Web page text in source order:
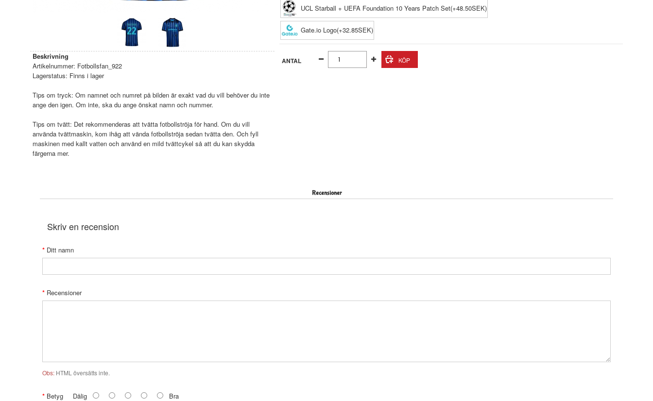
Beskrivning
Artikelnummer: Fotbollsfan_922
Lagerstatus: Finns i lager
Tips om tryck: Om namnet och numret på bilden är exakt vad du vill behöver du inte
ange den igen. Om inte, ska du ange önskat namn och nummer.
Tips om tvätt: Det rekommenderas att tvätta fotbollströja för hand. Om du vill
använda tvättmaskin, kom ihåg att vända fotbollströja sedan tvätta den. Och fyll
maskinen med kallt vatten och använd en mild tvättcykel så att du kan skydda
färgerna mer.
UCL Starball + UEFA Foundation 10 Years Patch Set(+48.50SEK)
Gate.io Logo(+32.85SEK)
ANTAL
Recensioner
Skriv en recension
Ditt namn
Recensioner
Obs: HTML översätts inte.
Betyg Dålig Bra